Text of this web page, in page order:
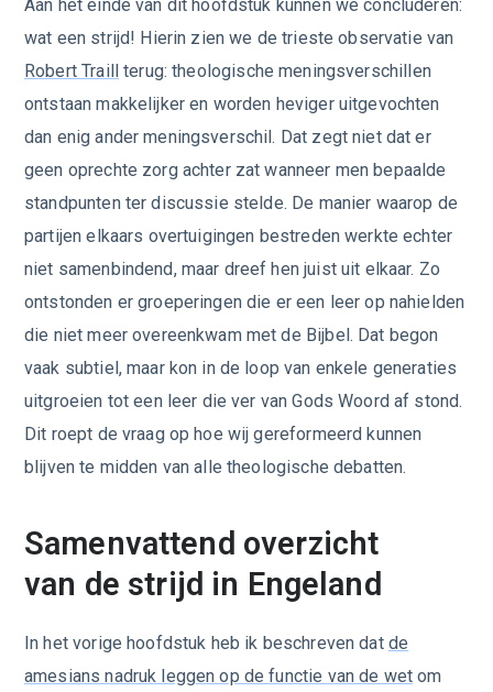
Aan het einde van dit hoofdstuk kunnen we concluderen:
wat een strijd! Hierin zien we de trieste observatie van
Robert Traillterug: theologische meningsverschillen
ontstaan makkelijker en worden heviger uitgevochten
dan enig ander meningsverschil. Dat zegt niet dat er
geen oprechte zorg achter zat wanneer men bepaalde
standpunten ter discussie stelde. De manier waarop de
partijen elkaars overtuigingen bestreden werkte echter
niet samenbindend, maar dreef hen juist uit elkaar. Zo
ontstonden er groeperingen die er een leer op nahielden
die niet meer overeenkwam met de Bijbel. Dat begon
vaak subtiel, maar kon in de loop van enkele generaties
uitgroeien tot een leer die ver van Gods Woord af stond.
Dit roept de vraag op hoe wij gereformeerd kunnen
blijven te midden van alle theologische debatten.
Samenvattend overzicht
van de strijd in Engeland
In het vorige hoofdstuk heb ik beschreven dat de
amesians nadruk leggen op de functie van de wet om